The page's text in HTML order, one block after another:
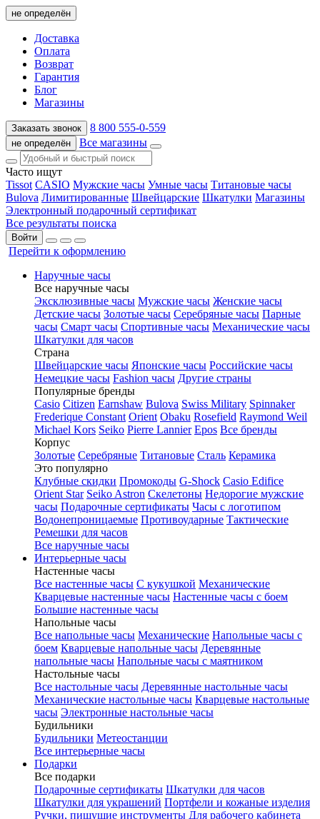
не определён
Доставка
Оплата
Возврат
Гарантия
Блог
Магазины
Заказать звонок 8 800 555-0-559
не определён Все магазины
Часто ищут
Tissot CASIO Мужские часы Умные часы Титановые часы
Bulova Лимитированные Швейцарские Шкатулки Магазины
Электронный подарочный сертификат
Все результаты поиска
Войти
Перейти к оформлению
Наручные часы
Все наручные часы
Эксклюзивные часы Мужские часы Женские часы
Детские часы Золотые часы Серебряные часы Парные
часы Смарт часы Спортивные часы Механические часы
Шкатулки для часов
Страна
Швейцарские часы Японские часы Российские часы
Немецкие часы Fashion часы Другие страны
Популярные бренды
Casio Citizen Earnshaw Bulova Swiss Military Spinnaker
Frederique Constant Orient Obaku Rosefield Raymond Weil
Michael Kors Seiko Pierre Lannier Epos Все бренды
Корпус
Золотые Серебряные Титановые Сталь Керамика
Это популярно
Клубные скидки Промокоды G-Shock Casio Edifice
Orient Star Seiko Astron Скелетоны Недорогие мужские
часы Подарочные сертификаты Часы с логотипом
Водонепроницаемые Противоударные Тактические
Ремешки для часов
Все наручные часы
Интерьерные часы
Настенные часы
Все настенные часы С кукушкой Механические
Кварцевые настенные часы Настенные часы с боем
Большие настенные часы
Напольные часы
Все напольные часы Механические Напольные часы с
боем Кварцевые напольные часы Деревянные
напольные часы Напольные часы с маятником
Настольные часы
Все настольные часы Деревянные настольные часы
Механические настольные часы Кварцевые настольные
часы Электронные настольные часы
Будильники
Будильники Метеостанции
Все интерьерные часы
Подарки
Все подарки
Подарочные сертификаты Шкатулки для часов
Шкатулки для украшений Портфели и кожаные изделия
Ручки, пишущие инструменты Для рабочего кабинета